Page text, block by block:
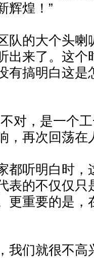
辉煌！”
的大个头喇
出来了。这
有搞明白这
，是一个工
，再次回荡在
听明白时，
表的不仅仅
更重要的是
们就很不高